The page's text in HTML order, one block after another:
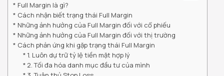
Full Margin là gì?
Cách nhận biết trạng thái Full Margin
Những ảnh hưởng của Full Margin đối với cổ phiếu
Những ảnh hưởng của Full Margin đối với thị trường
Cách phản ứng khi gặp trạng thái Full Margin
1. Luôn dự trữ tỷ lệ tiền mặt hợp lý
2. Tối đa hóa danh mục đầu tư của mình